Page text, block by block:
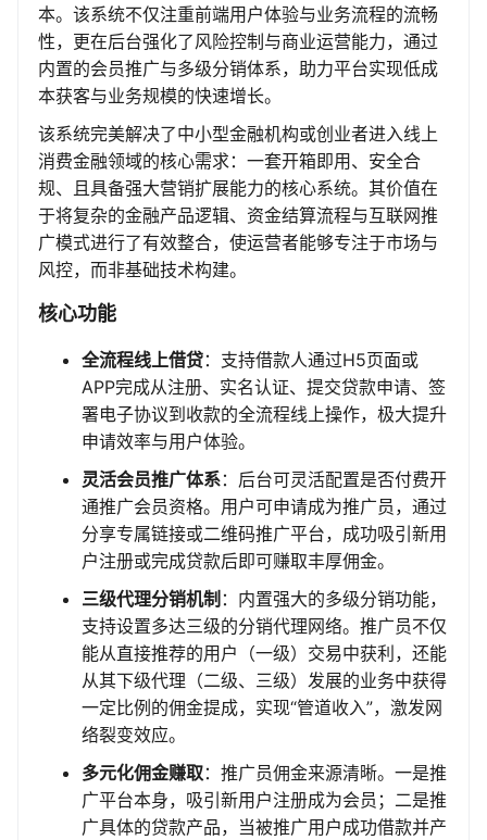
本。该系统不仅注重前端用户体验与业务流程的流畅
性，更在后台强化了风险控制与商业运营能力，通过
内置的会员推广与多级分销体系，助力平台实现低成
本获客与业务规模的快速增长。
该系统完美解决了中小型金融机构或创业者进入线上
消费金融领域的核心需求：一套开箱即用、安全合
规、且具备强大营销扩展能力的核心系统。其价值在
于将复杂的金融产品逻辑、资金结算流程与互联网推
广模式进行了有效整合，使运营者能够专注于市场与
风控，而非基础技术构建。
核心功能
全流程线上借贷：支持借款人通过H5页面或
APP完成从注册、实名认证、提交贷款申请、签
署电子协议到收款的全流程线上操作，极大提升
申请效率与用户体验。
灵活会员推广体系：后台可灵活配置是否付费开
通推广会员资格。用户可申请成为推广员，通过
分享专属链接或二维码推广平台，成功吸引新用
户注册或完成贷款后即可赚取丰厚佣金。
三级代理分销机制 ：内置强大的多级分销功能，
支持设置多达三级的分销代理网络。推广员不仅
能从直接推荐的用户（一级）交易中获利，还能
从其下级代理（二级、三级）发展的业务中获得
一定比例的佣金提成，实现“管道收入”，激发网
络裂变效应。
多元化佣金赚取：推广员佣金来源清晰。一是推
广平台本身，吸引新用户注册成为会员；二是推
广具体的贷款产品，当被推广用户成功借款并产